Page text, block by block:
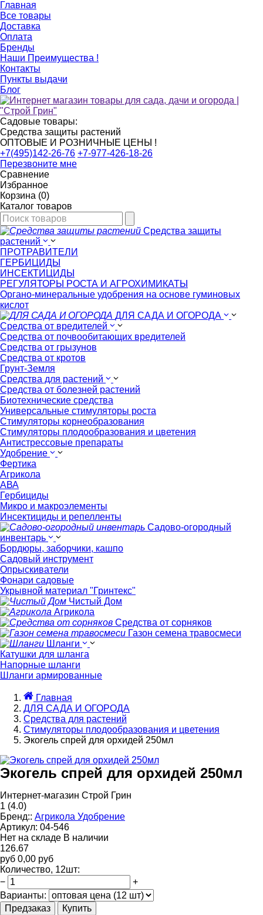
Главная
Все товары
Доставка
Оплата
Бренды
Наши Преимущества !
Контакты
Пункты выдачи
Блог
Садовые товары:
Средства защиты растений
ОПТОВЫЕ И РОЗНИЧНЫЕ ЦЕНЫ !
+7(495)142-26-76 +7-977-426-18-26
Перезвоните мне
Сравнение
Избранное
Корзина (0)
Каталог товаров
Средства защиты
растений
ПРОТРАВИТЕЛИ
ГЕРБИЦИДЫ
ИНСЕКТИЦИДЫ
РЕГУЛЯТОРЫ РОСТА И АГРОХИМИКАТЫ
Органо-минеральные удобрения на основе гуминовых
кислот
ДЛЯ САДА И ОГОРОДА
Средства от вредителей
Средства от почвообитающих вредителей
Средства от грызунов
Средства от кротов
Грунт-Земля
Средства для растений
Средства от болезней растений
Биотехнические средства
Универсальные стимуляторы роста
Стимуляторы корнеобразования
Стимуляторы плодообразования и цветения
Антистрессовые препараты
Удобрение
Фертика
Агрикола
АВА
Гербициды
Микро и макроэлементы
Инсектициды и репелленты
Садово-огородный
инвентарь
Бордюры, заборчики, кашпо
Садовый инструмент
Опрыскиватели
Фонари садовые
Укрывной материал "Гринтекс"
Чистый Дом
Агрикола
Средства от сорняков
Газон семена травосмеси
Шланги
Катушки для шланга
Напорные шланги
Шланги армированные
Главная
ДЛЯ САДА И ОГОРОДА
Средства для растений
Стимуляторы плодообразования и цветения
Экогель спрей для орхидей 250мл
Экогель спрей для орхидей 250мл
Интернет-магазин Строй Грин
1 (4.0)
Бренд:: Агрикола Удобрение
Артикул: 04-546
Нет на складе В наличии
126.67
руб 0,00 руб
Количество, 12шт:
−
+
Варианты:
Предзаказ
Купить